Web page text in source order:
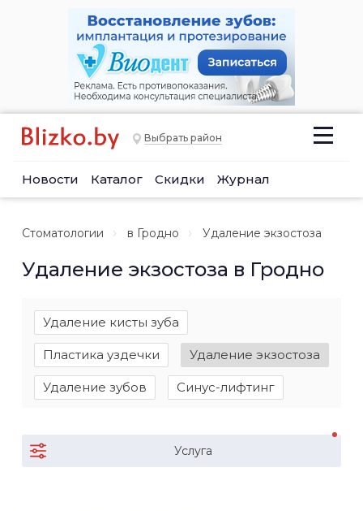
Выбрать район
Новости Каталог Скидки Журнал
Стоматологии в Гродно Удаление экзостоза
Удаление экзостоза в Гродно
Удаление кисты зуба
Пластика уздечки Удаление экзостоза
Удаление зубов Синус-лифтинг
Услуга